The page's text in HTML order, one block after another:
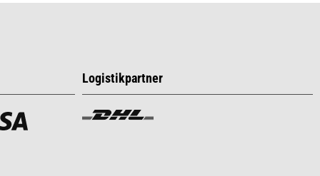
Logistikpartner